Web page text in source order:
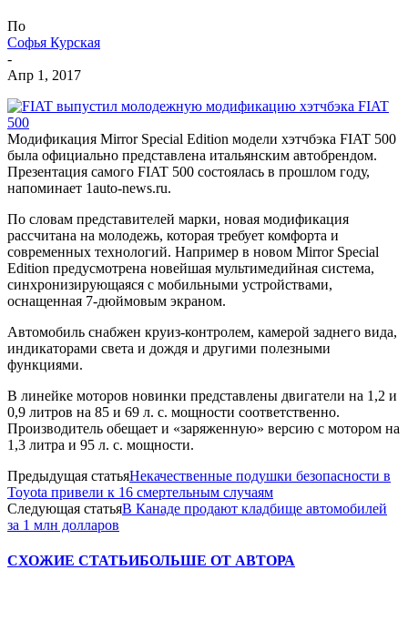
По
Софья Курская
-
Апр 1, 2017
Модификация Mirror Special Edition модели хэтчбэка FIAT 500
была официально представлена итальянским автобрендом.
Презентация самого FIAT 500 состоялась в прошлом году,
напоминает 1auto-news.ru.
По словам представителей марки, новая модификация
рассчитана на молодежь, которая требует комфорта и
современных технологий. Например в новом Mirror Special
Edition предусмотрена новейшая мультимедийная система,
синхронизирующаяся с мобильными устройствами,
оснащенная 7-дюймовым экраном.
Автомобиль снабжен круиз-контролем, камерой заднего вида,
индикаторами света и дождя и другими полезными
функциями.
В линейке моторов новинки представлены двигатели на 1,2 и
0,9 литров на 85 и 69 л. с. мощности соответственно.
Производитель обещает и «заряженную» версию с мотором на
1,3 литра и 95 л. с. мощности.
Предыдущая статьяНекачественные подушки безопасности в
Toyota привели к 16 смертельным случаям
Следующая статьяВ Канаде продают кладбище автомобилей
за 1 млн долларов
СХОЖИЕ СТАТЬИБОЛЬШЕ ОТ АВТОРА